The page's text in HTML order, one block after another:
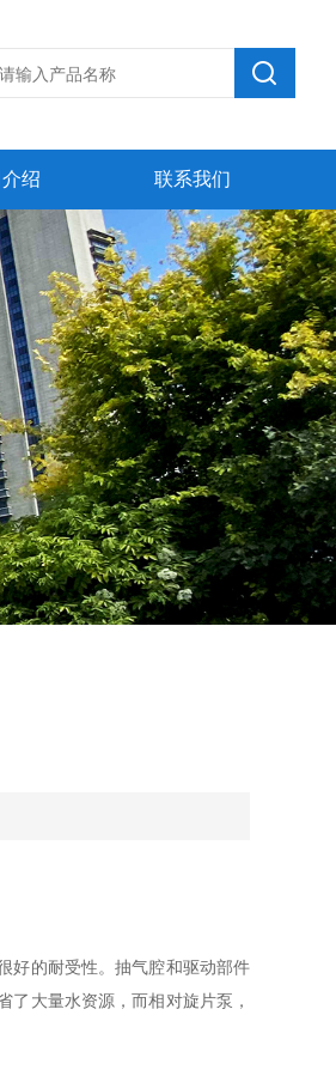
绍 联系我们
好的耐受性。抽气腔和驱动部件
大量水资源，而相对旋片泵，